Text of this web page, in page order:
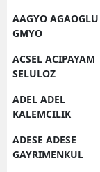
AAGYO AGAOGLU
GMYO
ACSEL ACIPAYAM
SELULOZ
ADEL ADEL
KALEMCILIK
ADESE ADESE
GAYRIMENKUL